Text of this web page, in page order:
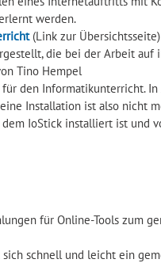
werden.
(Link zur
die bei der Arbeit
Tino Hempel
den Informatikunterricht.
Installation ist also nicht
IoStick installiert ist und
für Online-Tools zum
schnell und leicht ein